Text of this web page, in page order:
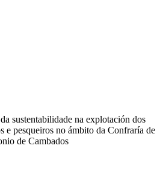
sustentabilidade na explotación dos
e pesqueiros no ámbito da Confraría de
de Cambados